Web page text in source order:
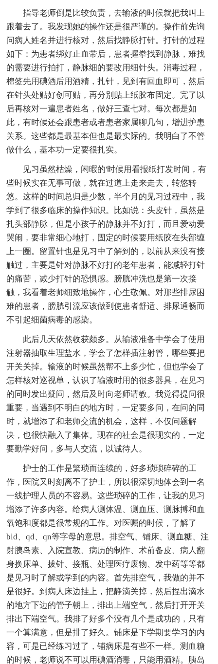
指导老师倒是比较负责，去输液的时候就把我叫上
跟着去了。我发现她的操作还是很严谨的。操作前先询
问病人姓名并进行核对，然后找静脉打针。打针的过程
如下：为患者绑好止血带后，患者握拳找到静脉，难找
的需要进行拍打，静脉细的要改用细针头。消毒过程，
棉签先用碘酒后用酒精，扎针，见到有回血即可，然后
在针头处贴好创可贴，再分别贴上纸胶布固定。完了以
后再核对一遍患者姓名，做好三查七对。每次都是如
此，有时候还会跟患者或者患者家属聊几句，增进护患
关系。这些都是最基本但也是最实际的。我明白了不管
做什么，基本功一定要很扎实。
见习虽然枯燥，闲暇的'时候用看报纸打发时间，有
些时候实在无事可做，就在过道上走来走去，转悠转
悠。这样的时间总归是少数，半个月的见习过程中，我
学到了很多临床的操作知识。比如说：头皮针，虽然是
扎头部静脉，但是小孩子的静脉并不好打，而且爱动爱
哭闹，要非常细心地打，固定的时候要用纸胶在头部缠
上一圈。留置针也是见习中了解到的，以前从来没有接
触过，主要是针对静脉不好打的老年患者，能减轻打针
的痛苦，减少打针的恐惧感。膀胱冲洗也是第一次接
触，我看着老师细致地操作，心生敬佩。对那些排尿困
难的患者，膀胱引流应该做到使患者舒适、排尿通畅而
不引起细菌病毒的感染。
此后几天依然收获颇多。从输液准备中学会了使用
注射器抽取生理盐水，学会了怎样插注射管，哪些要把
开关关掉。输液的时候虽然帮不上多少忙，但也学会了
怎样核对巡视单，认识了输液时用的很多器具，在见习
的同时发出疑问，然后及时向老师请教。我觉得提问很
重要，当遇到不明白的地方时，一定要多问，在问的同
时，就增添了和老师交流的机会，这样，不仅问题解
决，也很快融入了集体。现在的社会是很现实的，一定
要勤学好问，多与人交流，以诚待人。
护士的工作是繁琐而连续的，好多琐琐碎碎的工
作，医院又时刻离不了护士，所以很深切地体会到一名
一线护理人员的不容易。这些琐碎的工作，让我的见习
增添了许多内容。给病人测体温、测血压、测脉搏和血
氧饱和度都是很常规的工作。对医嘱的时候，了解了
bid、qd、qn等字母的意思。排空气、铺床、测血糖、注
射胰岛素、入院宣教、病历的制作、术前备皮、病人翻
身换床单、拔针、接瓶、处理医疗废物、发中药等等都
是见习时了解或学到的内容。首先排空气，我做的并不
是很好。到病人床边挂上，把静滴关掉，然后捏出滴水
的地方下边的管子朝上，排出上端空气，然后打开开关
排出下端空气。我排了好多个没有几个是成功的，只有
一个算满意，但是排了好久。铺床是下学期要学习的内
容，可是已经练习过了，铺病床是有些不一样。测血糖
的时候，老师说不可以用碘酒消毒，只能用酒精。胰岛